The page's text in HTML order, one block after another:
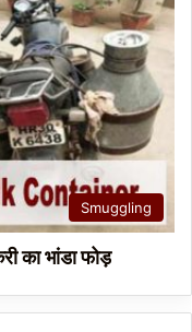
Smuggling
का भांडा फोड़